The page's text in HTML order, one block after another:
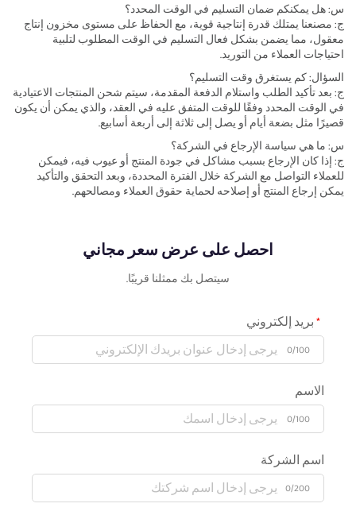
س: هل يمكنكم ضمان التسليم في الوقت المحدد؟
ج: مصنعنا يمتلك قدرة إنتاجية قوية، مع الحفاظ على مستوى مخزون إنتاج
معقول، مما يضمن بشكل فعال التسليم في الوقت المطلوب لتلبية
احتياجات العملاء من التوريد.
السؤال: كم يستغرق وقت التسليم؟
ج: بعد تأكيد الطلب واستلام الدفعة المقدمة، سيتم شحن المنتجات الاعتيادية
في الوقت المحدد وفقًا للوقت المتفق عليه في العقد، والذي يمكن أن يكون
قصيرًا مثل بضعة أيام أو يصل إلى ثلاثة إلى أربعة أسابيع.
س: ما هي سياسة الإرجاع في الشركة؟
ج: إذا كان الإرجاع بسبب مشاكل في جودة المنتج أو عيوب فيه، فيمكن
للعملاء التواصل مع الشركة خلال الفترة المحددة، وبعد التحقق والتأكيد
يمكن إرجاع المنتج أو إصلاحه لحماية حقوق العملاء ومصالحهم.
احصل على عرض سعر مجاني
سيتصل بك ممثلنا قريبًا.
بريد إلكتروني
0/100
الاسم
0/100
اسم الشركة
0/200